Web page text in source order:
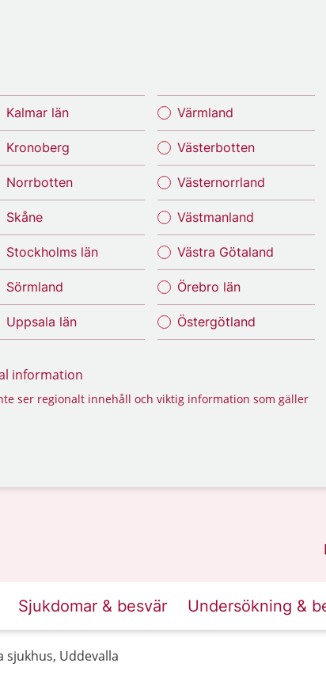
Kalmar län
Kronoberg
Norrbotten
Skåne
Stockholms län
Sörmland
Uppsala län
Värmland
Västerbotten
Västernorrland
Västmanland
Västra Götaland
Örebro län
Östergötland
information
ser regionalt innehåll och viktig information som gäller
Sjukdomar & besvär Undersökning &
Uddevalla